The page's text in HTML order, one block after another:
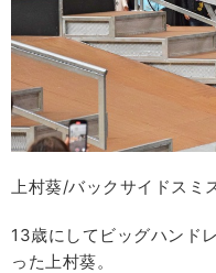
上村葵/バックサイドスミ
13歳にしてビッグハンド
った上村葵。